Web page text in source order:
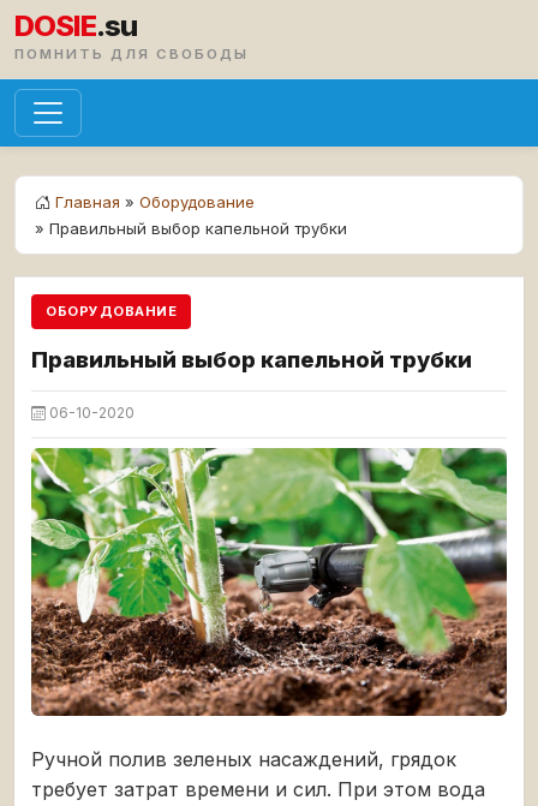
DOSIE.su
ПОМНИТЬ ДЛЯ СВОБОДЫ
Главная » Оборудование
» Правильный выбор капельной трубки
ОБОРУДОВАНИЕ
Правильный выбор капельной трубки
06-10-2020
Ручной полив зеленых насаждений, грядок
требует затрат времени и сил. При этом вода